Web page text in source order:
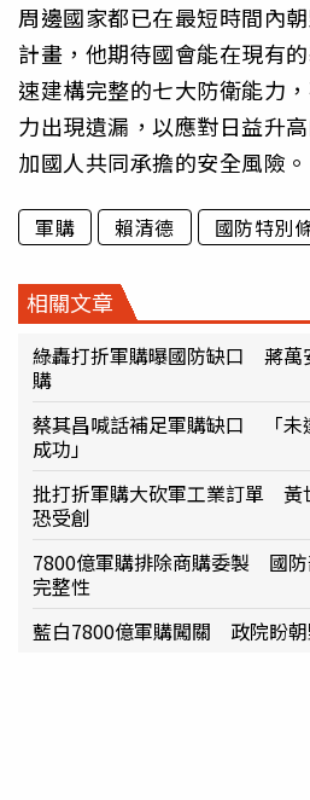
周邊國家都已在最短時間內
計畫，他期待國會能在現有
速建構完整的七大防衛能力
力出現遺漏，以應對日益升
加國人共同承擔的安全風險。
軍購 賴清德 國防特別
相關文章
綠轟打折軍購曝國防缺口 蔣萬
購
蔡其昌喊話補足軍購缺口 「未
成功」
批打折軍購大砍軍工業訂單 黃
恐受創
7800億軍購排除商購委製 國
完整性
藍白7800億軍購闖關 政院盼